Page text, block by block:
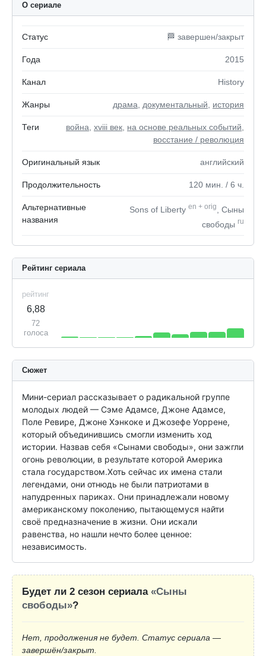
О сериале
Статус 🏁 завершен/закрыт
Года 2015
Канал History
Жанры драма документальный история
Теги война xviii век на основе реальных событий
восстание / революция
Оригинальный язык английский
Продолжительность 120 мин. / 6 ч.
Альтернативные
названия
Sons of Liberty en + orig
, Сыны
свободы ru
Рейтинг сериала
рейтинг
6,88
72
голоса
Сюжет
Мини-сериал рассказывает о радикальной группе
молодых людей — Сэме Адамсе, Джоне Адамсе,
Поле Ревире, Джоне Хэнкоке и Джозефе Уоррене,
который объединившись смогли изменить ход
истории. Назвав себя «Сынами свободы», они зажгли
огонь революции, в результате которой Америка
стала государством.Хоть сейчас их имена стали
легендами, они отнюдь не были патриотами в
напудренных париках. Они принадлежали новому
американскому поколению, пытающемуся найти
своё предназначение в жизни. Они искали
равенства, но нашли нечто более ценное:
независимость.
Будет ли 2 сезон сериала «Сыны
свободы»?
Нет, продолжения не будет. Статус сериала —
завершён/закрыт.